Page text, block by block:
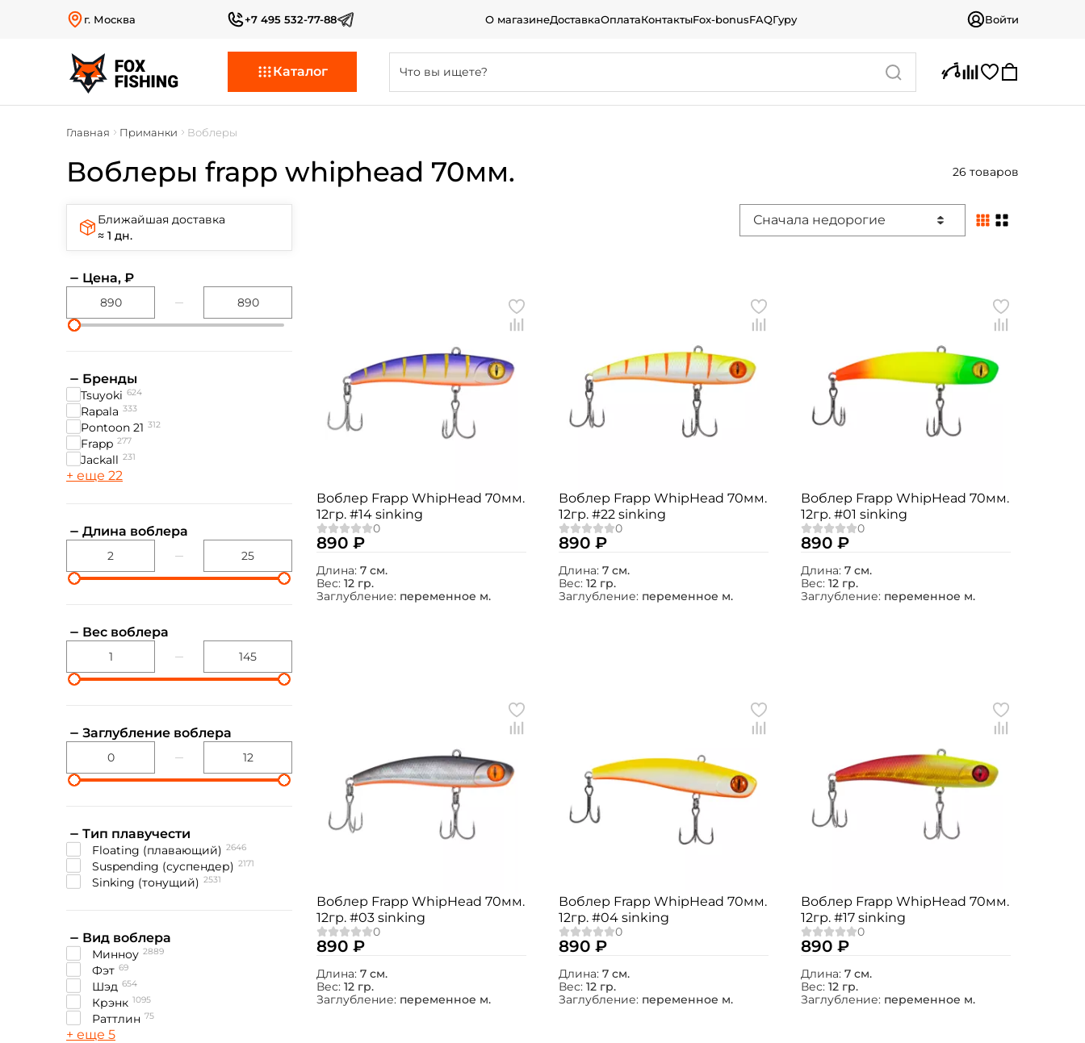
г. Москва +7 495 532-77-88 О магазинеДоставкаОплатаКонтактыFox-bonusFAQГуру Войти
Каталог
Главная Приманки Воблеры
Воблеры frapp whiphead 70мм. 26 товаров
Ближайшая доставка
≈ 1 дн.
Цена, ₽
Бренды
Tsuyoki 624
Rapala 333
Pontoon 21 312
Frapp 277
Jackall 231
+ еще 22
Длина воблера
Вес воблера
Заглубление воблера
Тип плавучести
floating (плавающий) 2646
suspending (суспендер) 2171
sinking (тонущий) 2531
Вид воблера
Минноу 2889
Фэт 69
Шэд 654
Крэнк 1095
Раттлин 75
+ еще 5
Сначала недорогие
Воблер Frapp WhipHead 70мм.
12гр. #14 sinking
890 ₽
Длина: 7 см.
Вес: 12 гр.
Заглубление: переменное м.
Воблер Frapp WhipHead 70мм.
12гр. #22 sinking
890 ₽
Длина: 7 см.
Вес: 12 гр.
Заглубление: переменное м.
Воблер Frapp WhipHead 70мм.
12гр. #01 sinking
890 ₽
Длина: 7 см.
Вес: 12 гр.
Заглубление: переменное м.
Воблер Frapp WhipHead 70мм.
12гр. #03 sinking
890 ₽
Длина: 7 см.
Вес: 12 гр.
Заглубление: переменное м.
Воблер Frapp WhipHead 70мм.
12гр. #04 sinking
890 ₽
Длина: 7 см.
Вес: 12 гр.
Заглубление: переменное м.
Воблер Frapp WhipHead 70мм.
12гр. #17 sinking
890 ₽
Длина: 7 см.
Вес: 12 гр.
Заглубление: переменное м.